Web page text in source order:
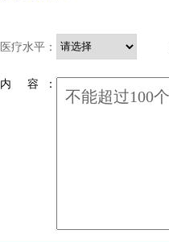
医疗水平：
内 容 ：